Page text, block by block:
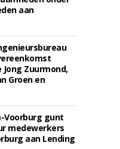
aan
Zuurmond,
Groen en
Voorburg gunt
medewerkers
aan Lending